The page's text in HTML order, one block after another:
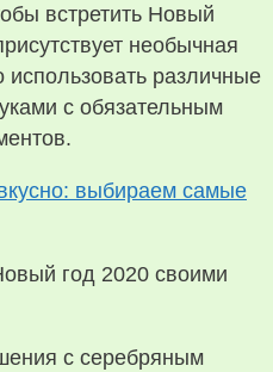
встретить Новый
необычная
различные
с обязательным
выбираем самые
с серебряным